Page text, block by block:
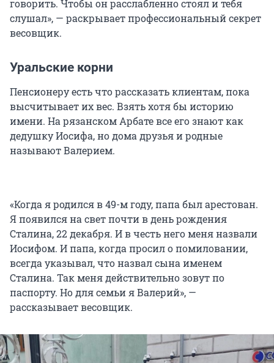
говорить. Чтобы он расслабленно стоял и тебя
слушал», — раскрывает профессиональный секрет
весовщик.
Уральские корни
Пенсионеру есть что рассказать клиентам, пока
высчитывает их вес. Взять хотя бы историю
имени. На рязанском Арбате все его знают как
дедушку Иосифа, но дома друзья и родные
называют Валерием.
«Когда я родился в 49-м году, папа был арестован.
Я появился на свет почти в день рождения
Сталина, 22 декабря. И в честь него меня назвали
Иосифом. И папа, когда просил о помиловании,
всегда указывал, что назвал сына именем
Сталина. Так меня действительно зовут по
паспорту. Но для семьи я Валерий», —
рассказывает весовщик.